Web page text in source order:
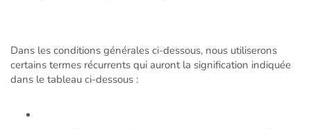
Dans les conditions générales ci-dessous, nous utiliserons
certains termes récurrents qui auront la signification indiquée
dans le tableau ci-dessous :